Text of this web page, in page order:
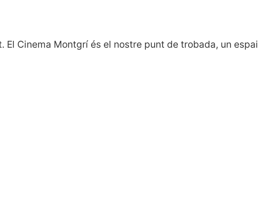
El Cinema Montgrí és el nostre punt de trobada, un espai